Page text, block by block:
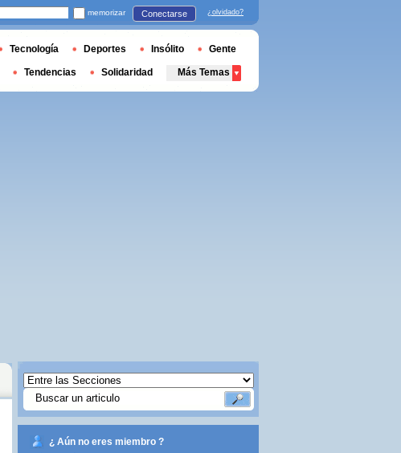
¿ Aún no eres miembro ?
memorizar Conectarse ¿olvidado?
Tecnología Deportes Insólito Gente
Tendencias Solidaridad Más Temas